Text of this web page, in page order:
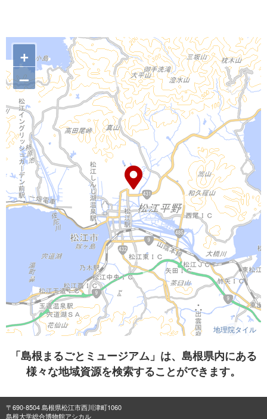
+
–
地理院タイル
「島根まるごとミュージアム」は、島根県内にある
様々な地域資源を検索することができます。
〒690-8504 島根県松江市西川津町1060
島根大学総合博物館アシカル